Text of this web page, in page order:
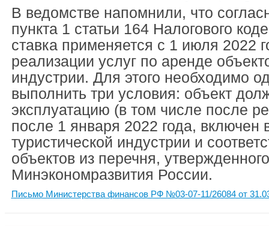
В ведомстве напомнили, что
пункта 1 статьи 164 Налогового
ставка применяется с 1 июля 2022
реализации услуг по аренде
индустрии. Для этого необходимо
выполнить три условия: объект
эксплуатацию (в том числе после
после 1 января 2022 года, включен
туристической индустрии и
объектов из перечня, утвержденного
Минэкономразвития России.
Письмо Министерства финансов РФ №03-07-11/26084 от